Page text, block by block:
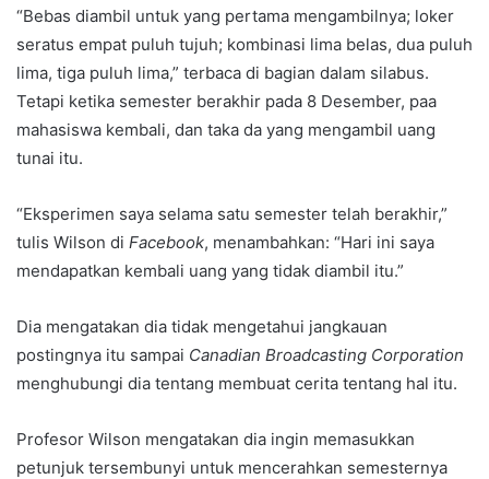
“Bebas diambil untuk yang pertama mengambilnya; loker
seratus empat puluh tujuh; kombinasi lima belas, dua puluh
lima, tiga puluh lima,” terbaca di bagian dalam silabus.
Tetapi ketika semester berakhir pada 8 Desember, paa
mahasiswa kembali, dan taka da yang mengambil uang
tunai itu.
“Eksperimen saya selama satu semester telah berakhir,”
tulis Wilson di Facebook, menambahkan: “Hari ini saya
mendapatkan kembali uang yang tidak diambil itu.”
Dia mengatakan dia tidak mengetahui jangkauan
postingnya itu sampai Canadian Broadcasting Corporation
menghubungi dia tentang membuat cerita tentang hal itu.
Profesor Wilson mengatakan dia ingin memasukkan
petunjuk tersembunyi untuk mencerahkan semesternya